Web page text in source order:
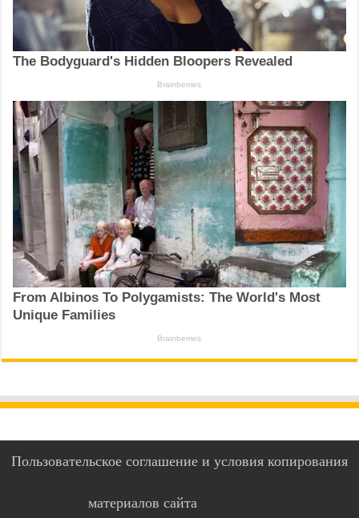
Пользовательское соглашение и условия копирования
материалов сайта